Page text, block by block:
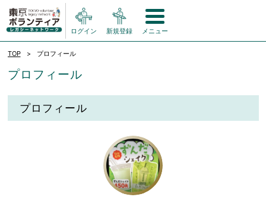
ログイン 新規登録 メニュー
TOP プロフィール
プロフィール
プロフィール